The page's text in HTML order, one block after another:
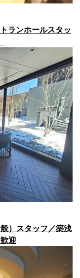
ランホールスタッ
）スタッフ／築浅
迎